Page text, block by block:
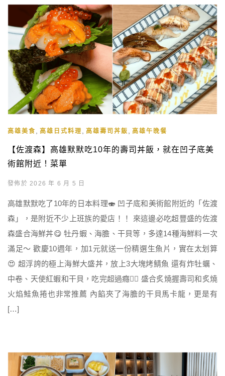
高雄美食 高雄日式料理 高雄壽司丼飯 高雄午晚餐
【佐渡森】高雄默默吃10年的壽司丼飯，就在凹子底美
術館附近！菜單
發佈於 2026 年 6 月 5 日
高雄默默吃了10年的日本料理🍣 凹子底和美術館附近的「佐渡
森」，是附近不少上班族的愛店！！ 來這邊必吃超豐盛的佐渡
森盛合海鮮丼😋 牡丹蝦、海膽、干貝等，多達14種海鮮料一次
滿足～ 歡慶10週年，加1元就送一份精選生魚片，實在太划算
😍 超浮誇的極上海鮮大盛丼，放上3大塊烤鯖魚 還有炸牡蠣、
中卷、天使紅蝦和干貝，吃完超過癮👍🏻 盛合炙燒握壽司和炙燒
火焰鮭魚捲也非常推薦 內餡夾了海膽的干貝馬卡龍，更是有
[…]